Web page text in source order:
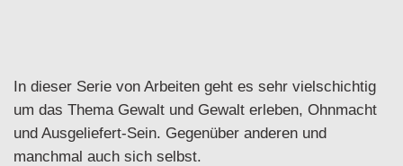
In dieser Serie von Arbeiten geht es sehr vielschichtig
um das Thema Gewalt und Gewalt erleben, Ohnmacht
und Ausgeliefert-Sein. Gegenüber anderen und
manchmal auch sich selbst.